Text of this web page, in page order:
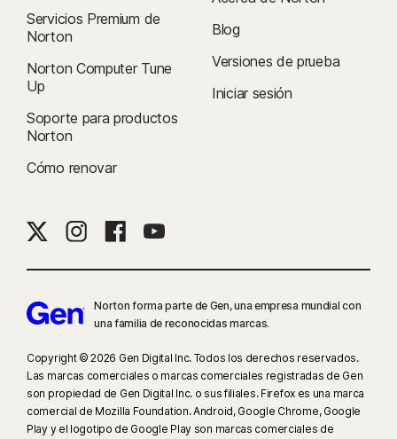
Servicios Premium de
Norton
Norton Computer Tune
Up
Soporte para productos
Norton
Cómo renovar
Blog
Versiones de prueba
Iniciar sesión
Norton forma parte de Gen, una empresa mundial con
una familia de reconocidas marcas.
Copyright © 2026 Gen Digital Inc. Todos los derechos reservados.
Las marcas comerciales o marcas comerciales registradas de Gen
son propiedad de Gen Digital Inc. o sus filiales. Firefox es una marca
comercial de Mozilla Foundation. Android, Google Chrome, Google
Play y el logotipo de Google Play son marcas comerciales de